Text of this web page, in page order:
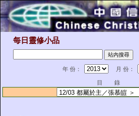
每日靈修小品
年 份：
月 份：
目 錄